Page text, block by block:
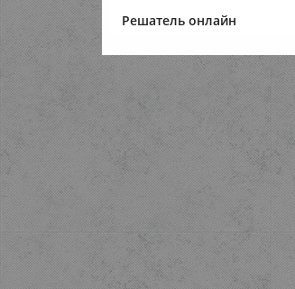
Решатель онлайн